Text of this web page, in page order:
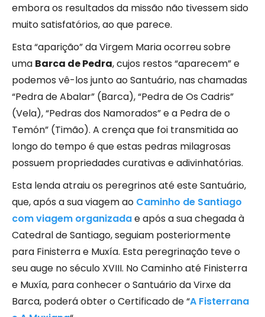
embora os resultados da missão não tivessem sido
muito satisfatórios, ao que parece.
Esta “aparição” da Virgem Maria ocorreu sobre
uma Barca de Pedra, cujos restos “aparecem” e
podemos vê-los junto ao Santuário, nas chamadas
“Pedra de Abalar” (Barca), “Pedra de Os Cadris”
(Vela), “Pedras dos Namorados” e a Pedra de o
Temón” (Timão). A crença que foi transmitida ao
longo do tempo é que estas pedras milagrosas
possuem propriedades curativas e adivinhatórias.
Esta lenda atraiu os peregrinos até este Santuário,
que, após a sua viagem ao Caminho de Santiago
com viagem organizadae após a sua chegada à
Catedral de Santiago, seguiam posteriormente
para Finisterra e Muxía. Esta peregrinação teve o
seu auge no século XVIII. No Caminho até Finisterra
e Muxía, para conhecer o Santuário da Virxe da
Barca, poderá obter o Certificado de “A Fisterrana